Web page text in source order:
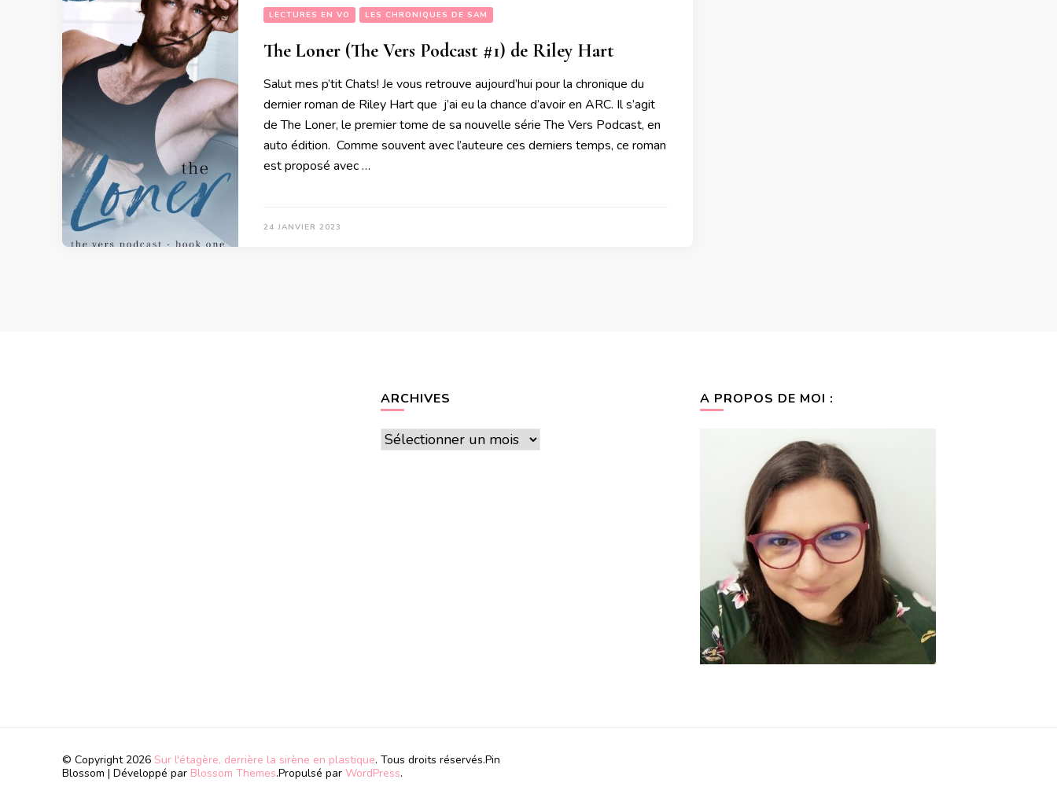
LECTURES EN VO LES CHRONIQUES DE SAM
The Loner (The Vers Podcast #1) de Riley Hart
Salut mes p’tit Chats! Je vous retrouve aujourd’hui pour la chronique du
dernier roman de Riley Hart que j’ai eu la chance d’avoir en ARC. Il s’agit
de The Loner, le premier tome de sa nouvelle série The Vers Podcast, en
auto édition. Comme souvent avec l’auteure ces derniers temps, ce roman
est proposé avec …
24 JANVIER 2023
ARCHIVES
Archives
A PROPOS DE MOI :
© Copyright 2026 Sur l'étagère, derrière la sirène en plastique. Tous droits réservés.Pin
Blossom | Développé par Blossom Themes.Propulsé par WordPress.